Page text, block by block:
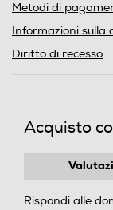
Metodi di
Informazioni sulla
Diritto di recesso
Acquisto
Rispondi alle